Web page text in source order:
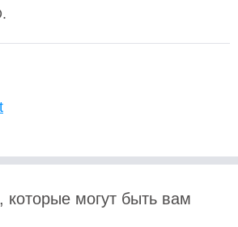
могут быть вам